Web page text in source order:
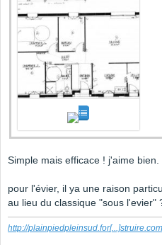
Simple mais efficace ! j'aime bien.
pour l'évier, il ya une raison
au lieu du classique "sous l'evier"
http://plainpiedpleinsud.for[...]struire.com